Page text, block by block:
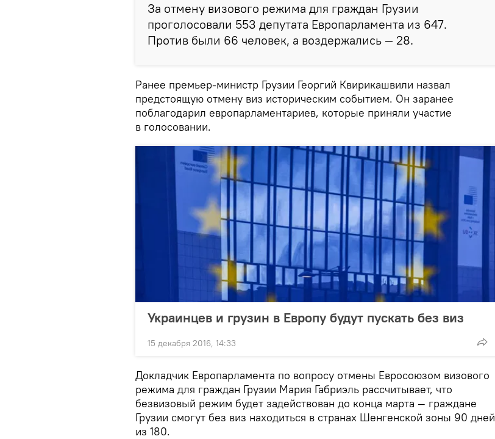
За отмену визового режима для граждан Грузии
проголосовали 553 депутата Европарламента из 647.
Против были 66 человек, а воздержались — 28.
Ранее премьер-министр Грузии Георгий Квирикашвили назвал
предстоящую отмену виз историческим событием. Он заранее
поблагодарил европарламентариев, которые приняли участие
в голосовании.
Украинцев и грузин в Европу будут пускать без виз
15 декабря 2016, 14:33
Докладчик Европарламента по вопросу отмены Евросоюзом визового
режима для граждан Грузии Мария Габриэль рассчитывает, что
безвизовый режим будет задействован до конца марта — граждане
Грузии смогут без виз находиться в странах Шенгенской зоны 90 дней
из 180.